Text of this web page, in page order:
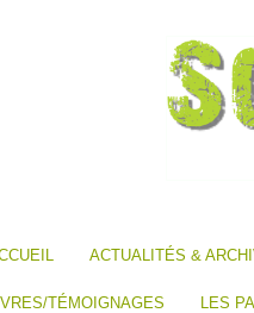
ACTUALITÉS &
TÉMOIGNAGES LES